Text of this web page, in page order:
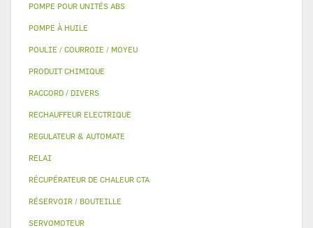
POMPE POUR UNITÉS ABS
POMPE À HUILE
POULIE / COURROIE / MOYEU
PRODUIT CHIMIQUE
RACCORD / DIVERS
RECHAUFFEUR ELECTRIQUE
REGULATEUR & AUTOMATE
RELAI
RÉCUPÉRATEUR DE CHALEUR CTA
RÉSERVOIR / BOUTEILLE
SERVOMOTEUR